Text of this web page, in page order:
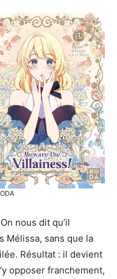
nous dit qu’il
Mélissa, sans que la
Résultat : il devient
opposer franchement,